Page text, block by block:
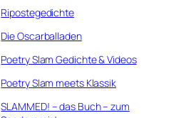
Ripostegedichte
Die Oscarballaden
Poetry Slam Gedichte & Videos
Poetry Slam meets Klassik
SLAMMED! – das Buch – zum